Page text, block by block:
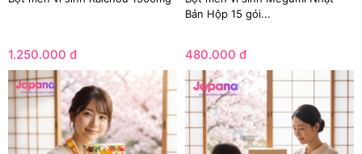
1.250.000 đ
Bản Hộp 15 gói...
480.000 đ